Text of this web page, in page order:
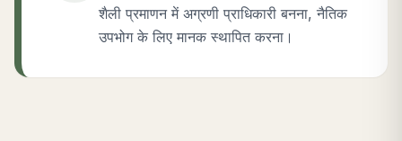
शैली प्रमाणन में अग्रणी प्राधिकारी बनना, नैतिक
उपभोग के लिए मानक स्थापित करना।